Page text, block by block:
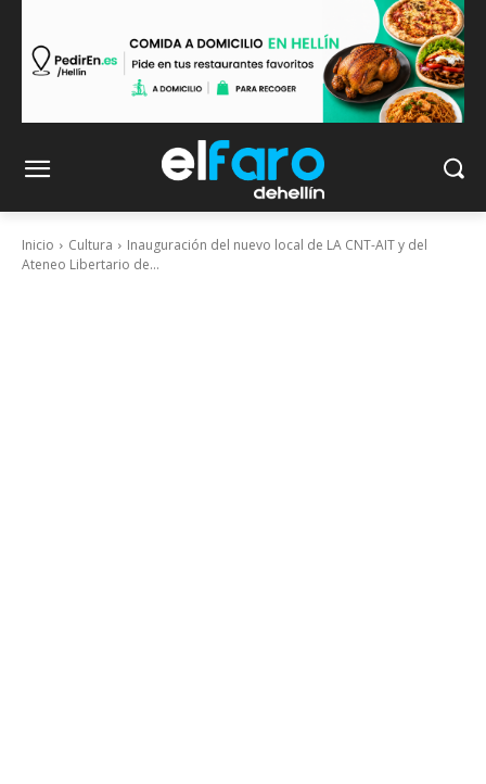
Inicio Cultura
Inauguración del nuevo local de LA CNT-AIT y del
Ateneo Libertario de...